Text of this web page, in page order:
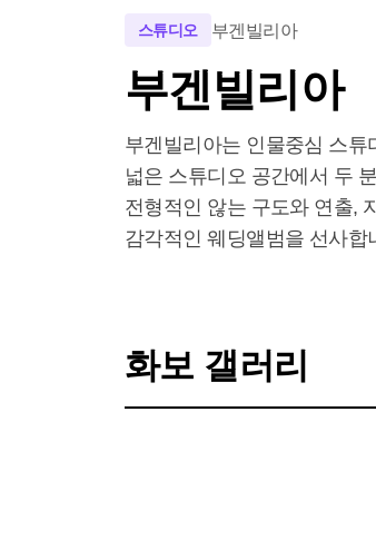
스튜디오 부겐빌리아
부겐빌리아
부겐빌리아는 인물중심 스튜
넓은 스튜디오 공간에서 두
전형적인 않는 구도와 연출,
감각적인 웨딩앨범을 선사합
화보 갤러리